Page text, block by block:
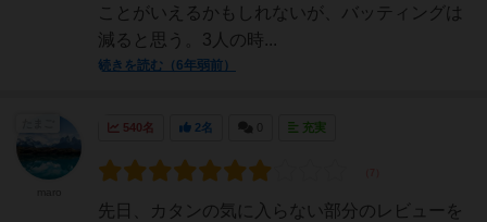
ことがいえるかもしれないが、バッティングは
減ると思う。3人の時...
続きを読む（6年弱前）
540名 2名 充実
先日、カタンの気に入らない部分のレビューを